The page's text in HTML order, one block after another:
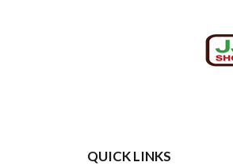
QUICK LINKS